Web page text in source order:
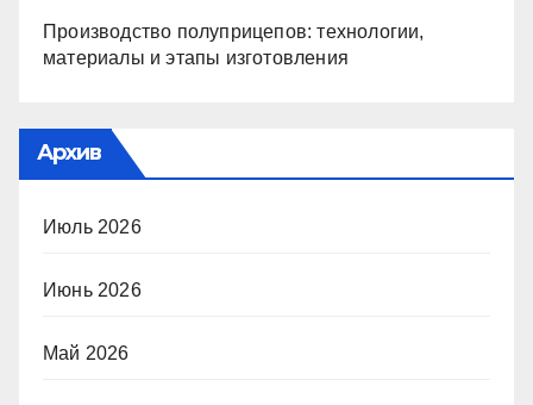
Производство полуприцепов: технологии,
материалы и этапы изготовления
Архив
Июль 2026
Июнь 2026
Май 2026